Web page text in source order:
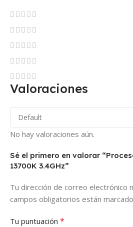
Valoraciones
No hay valoraciones aún.
Sé el primero en valorar
13700K 3.4GHz”
Tu dirección de correo electrónico
campos obligatorios están
Tu puntuación *